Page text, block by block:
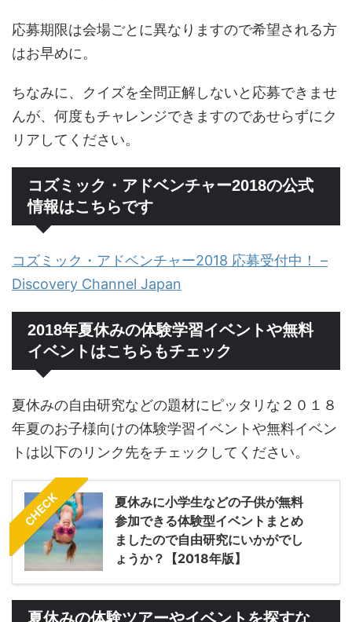
応募期限は会場ごとに異なりますので希望される方
はお早めに。
ちなみに、クイズを全問正解しないと応募できませ
んが、何度もチャレンジできますのであせらずにク
リアしてください。
コズミック・アドベンチャー2018の公式
情報はこちらです
コズミック・アドベンチャー2018 応募受付中！ –
Discovery Channel Japan
2018年夏休みの体験学習イベントや無料
イベントはこちらもチェック
夏休みの自由研究などの題材にピッタリな２０１８
年夏のお子様向けの体験学習イベントや無料イベン
トは以下のリンク先をチェックしてください。
CHECK
夏休みに小学生などの子供が無料
参加できる体験型イベントまとめ
ましたので自由研究にいかがでし
ょうか？【2018年版】
夏休みの体験ツアーやイベントを探すな